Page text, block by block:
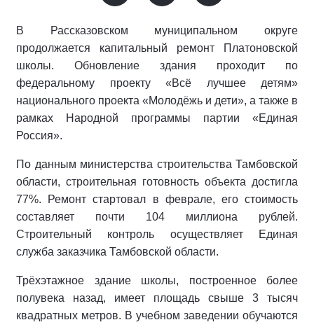
В Рассказовском муниципальном округе
продолжается капитальный ремонт Платоновской
школы. Обновление здания проходит по
федеральному проекту «Всё лучшее детям»
национального проекта «Молодёжь и дети», а также в
рамках Народной программы партии «Единая
Россия».
По данным министерства строительства Тамбовской
области, строительная готовность объекта достигла
77%. Ремонт стартовал в феврале, его стоимость
составляет почти 104 миллиона рублей.
Строительный контроль осуществляет Единая
служба заказчика Тамбовской области.
Трёхэтажное здание школы, построенное более
полувека назад, имеет площадь свыше 3 тысяч
квадратных метров. В учебном заведении обучаются